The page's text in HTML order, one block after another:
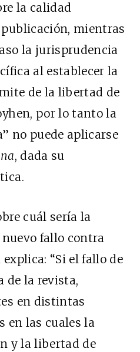
la calidad
mientras
la jurisprudencia
al establecer la
de la libertad de
por lo tanto la
no puede aplicarse
, dada su
cuál sería la
fallo contra
explica: “Si el fallo de
de la revista,
en distintas
en las cuales la
y la libertad de